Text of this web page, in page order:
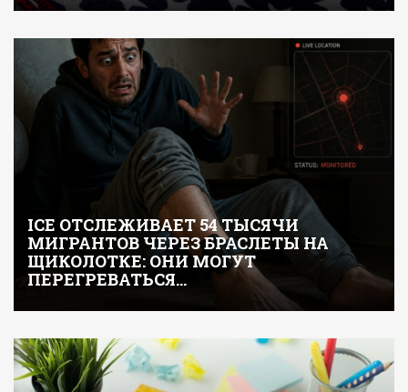
ICE ОТСЛЕЖИВАЕТ 54 ТЫСЯЧИ
МИГРАНТОВ ЧЕРЕЗ БРАСЛЕТЫ НА
ЩИКОЛОТКЕ: ОНИ МОГУТ
ПЕРЕГРЕВАТЬСЯ…